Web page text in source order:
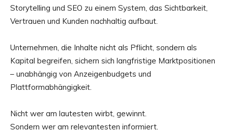
Storytelling und SEO zu einem System, das Sichtbarkeit,
Vertrauen und Kunden nachhaltig aufbaut.
Unternehmen, die Inhalte nicht als Pflicht, sondern als
Kapital begreifen, sichern sich langfristige Marktpositionen
– unabhängig von Anzeigenbudgets und
Plattformabhängigkeit.
Nicht wer am lautesten wirbt, gewinnt.
Sondern wer am relevantesten informiert.